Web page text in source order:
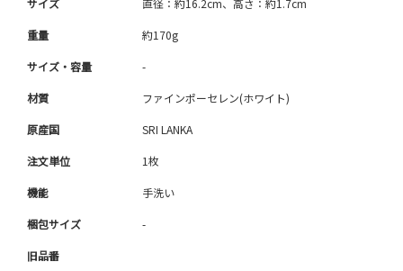
サイズ 直径：約16.2cm、高さ：約1.7cm
重量 約170g
サイズ・容量 -
材質 ファインポーセレン(ホワイト)
原産国 SRI LANKA
注文単位 1枚
機能 手洗い
梱包サイズ -
旧品番